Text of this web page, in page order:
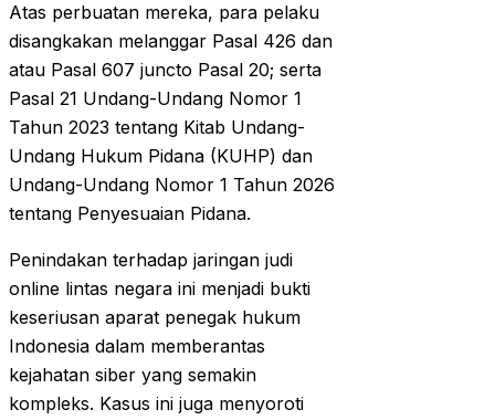
Atas perbuatan mereka, para pelaku
disangkakan melanggar Pasal 426 dan
atau Pasal 607 juncto Pasal 20; serta
Pasal 21 Undang-Undang Nomor 1
Tahun 2023 tentang Kitab Undang-
Undang Hukum Pidana (KUHP) dan
Undang-Undang Nomor 1 Tahun 2026
tentang Penyesuaian Pidana.
Penindakan terhadap jaringan judi
online lintas negara ini menjadi bukti
keseriusan aparat penegak hukum
Indonesia dalam memberantas
kejahatan siber yang semakin
kompleks. Kasus ini juga menyoroti